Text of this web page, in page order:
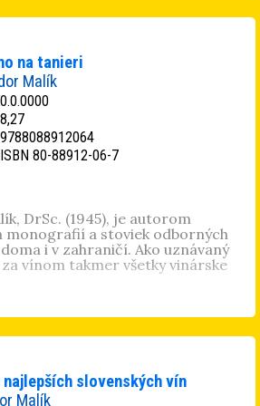
sa postupne presadzujú na
objavujú aj mená slovenských
na tanieri
Malík
0.0.0000
8,27
ISBN 80-88912-06-7
DrSc. (1945), je autorom
monografií a stoviek odborných
i v zahraničí. Ako uznávaný
vínom takmer všetky vinárske
Malík ako vinár-gurmán v
lákavý svet voňajúcich jedál
kuchyne, ktorá by bez dobrého
a príťažlivá.
najlepších slovenských vín
Malík